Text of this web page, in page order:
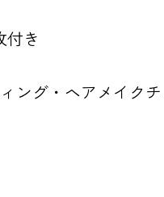
付き
ング・ヘアメイクチ